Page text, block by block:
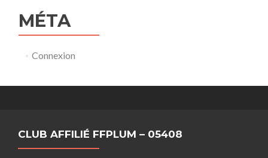
MÉTA
Connexion
CLUB AFFILIÉ FFPLUM – 05408